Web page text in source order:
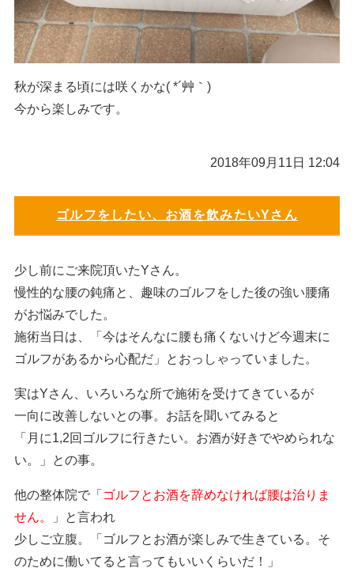
秋が深まる頃には咲くかな( *´艸｀)
今から楽しみです。
2018年09月11日 12:04
ゴルフをしたい、お酒を飲みたいYさん
少し前にご来院頂いたYさん。
慢性的な腰の鈍痛と、趣味のゴルフをした後の強い腰痛
がお悩みでした。
施術当日は、「今はそんなに腰も痛くないけど今週末に
ゴルフがあるから心配だ」とおっしゃっていました。
実はYさん、いろいろな所で施術を受けてきているが
一向に改善しないとの事。お話を聞いてみると
「月に1,2回ゴルフに行きたい。お酒が好きでやめられな
い。」との事。
他の整体院で「 ゴルフとお酒を辞めなければ腰は治りま
せん。
」と言われ
少しご立腹。「ゴルフとお酒が楽しみで生きている。そ
のために働いてると言ってもいいくらいだ！」